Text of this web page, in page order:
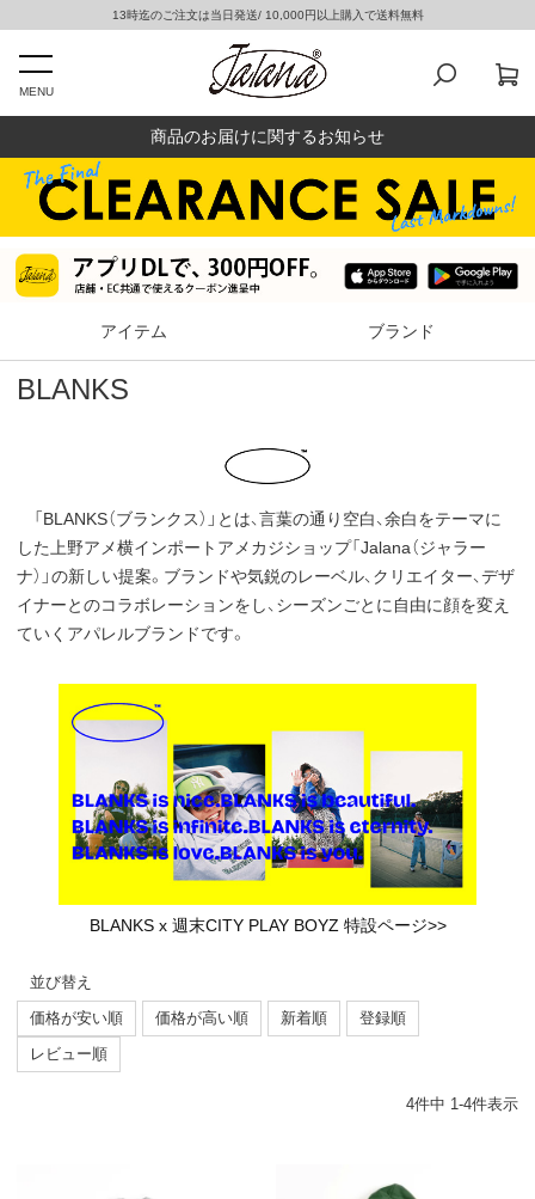
13時迄のご注文は当日発送/ 10,000円以上購入で送料無料
MENU
商品のお届けに関するお知らせ
アイテム ブランド
BLANKS
「BLANKS（ブランクス）」とは、言葉の通り空白、余白をテーマに
した上野アメ横インポートアメカジショップ「Jalana（ジャラー
ナ）」の新しい提案。ブランドや気鋭のレーベル、クリエイター、デザ
イナーとのコラボレーションをし、シーズンごとに自由に顔を変え
ていくアパレルブランドです。
BLANKS x 週末CITY PLAY BOYZ 特設ページ>>
並び替え
価格が安い順
価格が高い順 新着順
登録順
レビュー順
4件中 1-4件表示